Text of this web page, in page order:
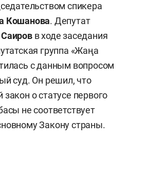
спикера
Кошанова. Депутат
в ходе заседания
группа «Жаңа
с данным вопросом
суд. Он решил, что
о статусе первого
не соответствует
Закону страны.